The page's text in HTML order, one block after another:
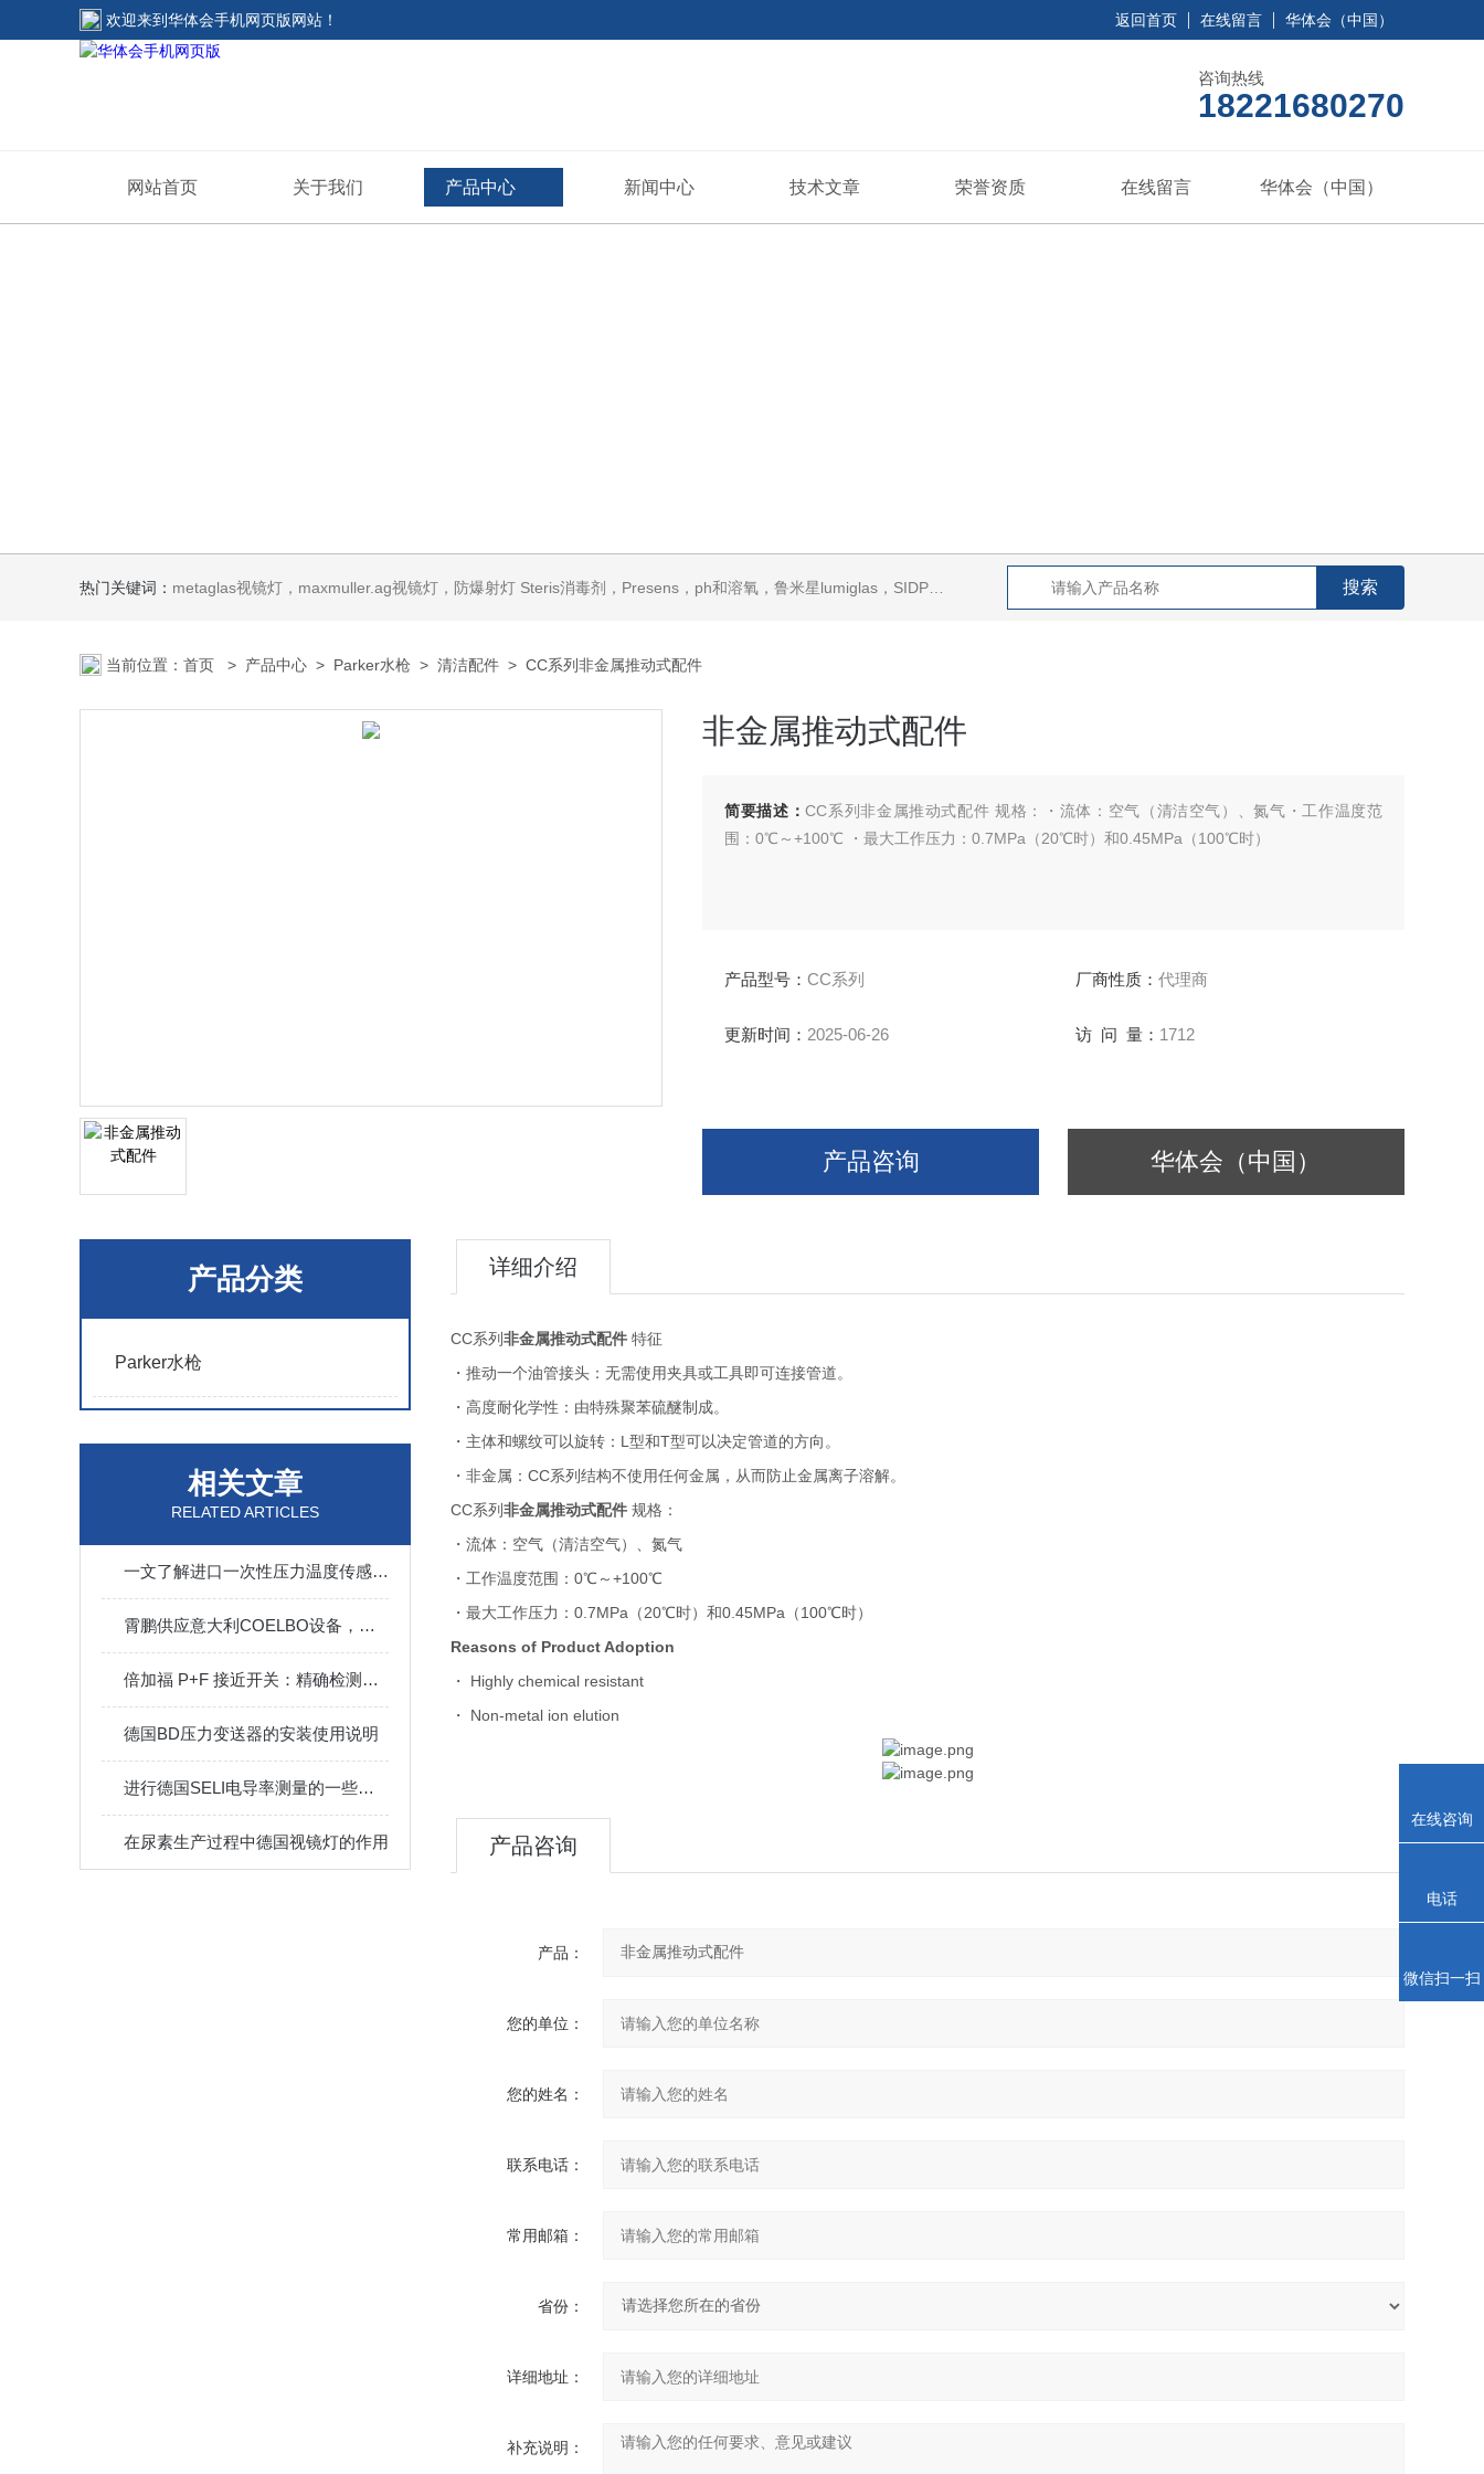
欢迎来到华体会手机网页版网站 ！ 返回首页 在线留言 华体会（中国）
咨询热线
18221680270
网站首页 关于我们 产品中心 新闻中心 技术文章 荣誉资质 在线留言 华体会（中国）
热门关键词： metaglas视镜灯，maxmuller.ag视镜灯，防爆射灯 Steris消毒剂，Presens，ph和溶氧，鲁米星lumiglas，SIDPH露点仪，进口气体分析仪
当前位置： 首页 > 产品中心 > Parker水枪 > 清洁配件 > CC系列非金属推动式配件
非金属推动式配件
简要描述：CC系列非金属推动式配件 规格：・流体：空气（清洁空气）、氮气・工作温度范
围：0℃～+100℃ ・最大工作压力：0.7MPa（20℃时）和0.45MPa（100℃时）
产品型号： CC系列 厂商性质： 代理商
更新时间： 2025-06-26 访 问 量： 1712
产品咨询 华体会（中国）
产品分类
Parker水枪
相关文章
RELATED ARTICLES
一文了解进口一次性压力温度传感器的详细介绍，点击查看
霄鹏供应意大利COELBO设备，品质优秀，安全高效
倍加福 P+F 接近开关：精确检测，提升生产效率
德国BD压力变送器的安装使用说明
进行德国SELI电导率测量的一些注意事项
在尿素生产过程中德国视镜灯的作用
详细介绍
CC系列非金属推动式配件 特征
・推动一个油管接头： 无需使用夹具或工具即可连接管道。
・高度耐化学性： 由特殊聚苯硫醚制成。
・主体和螺纹可以旋转： L型和T型可以决定管道的方向。
・非金属： CC系列结构不使用任何金属，从而防止金属离子溶解。
CC系列非金属推动式配件 规格：
・流体：空气（清洁空气）、氮气
・工作温度范围：0℃～+100℃
・最大工作压力：0.7MPa（20℃时）和0.45MPa（100℃时）
Reasons of Product Adoption
・ Highly chemical resistant
・ Non-metal ion elution
产品咨询
产品：
您的单位：
您的姓名：
联系电话：
常用邮箱：
省份：
详细地址：
补充说明：
在线咨询
电话
微信扫一扫